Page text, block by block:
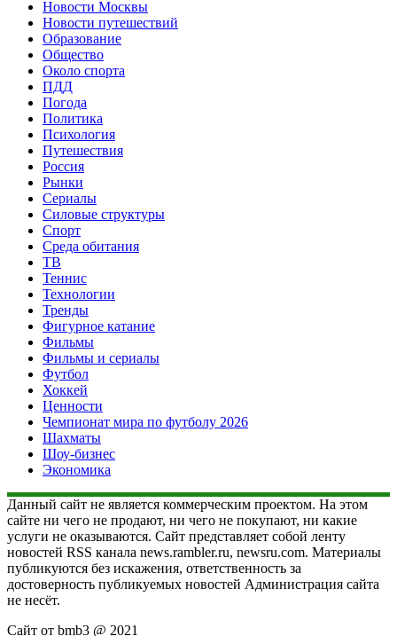
Новости Москвы
Новости путешествий
Образование
Общество
Около спорта
ПДД
Погода
Политика
Психология
Путешествия
Россия
Рынки
Сериалы
Силовые структуры
Спорт
Среда обитания
ТВ
Теннис
Технологии
Тренды
Фигурное катание
Фильмы
Фильмы и сериалы
Футбол
Хоккей
Ценности
Чемпионат мира по футболу 2026
Шахматы
Шоу-бизнес
Экономика
Данный сайт не является коммерческим проектом. На этом
сайте ни чего не продают, ни чего не покупают, ни какие
услуги не оказываются. Сайт представляет собой ленту
новостей RSS канала news.rambler.ru, newsru.com. Материалы
публикуются без искажения, ответственность за
достоверность публикуемых новостей Администрация сайта
не несёт.
Сайт от bmb3 @ 2021